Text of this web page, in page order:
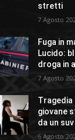
stretti
7 Agosto
Fuga in
Lucido:
droga in
7 Agosto
Tragedia
giovane
da un
6 Agosto